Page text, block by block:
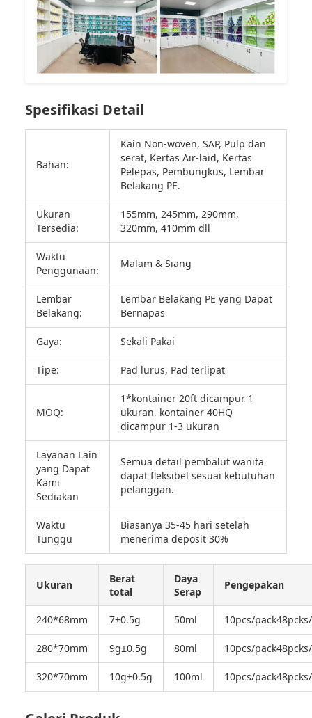
Spesifikasi Detail
Bahan:
Kain Non-woven, SAP, Pulp dan
serat, Kertas Air-laid, Kertas
Pelepas, Pembungkus, Lembar
Belakang PE.
Ukuran
Tersedia:
155mm, 245mm, 290mm,
320mm, 410mm dll
Waktu
Penggunaan:
Malam & Siang
Lembar
Belakang:
Lembar Belakang PE yang Dapat
Bernapas
Gaya: Sekali Pakai
Tipe: Pad lurus, Pad terlipat
MOQ:
1*kontainer 20ft dicampur 1
ukuran, kontainer 40HQ
dicampur 1-3 ukuran
Layanan Lain
yang Dapat
Kami
Sediakan
Semua detail pembalut wanita
dapat fleksibel sesuai kebutuhan
pelanggan.
Waktu
Tunggu
Biasanya 35-45 hari setelah
menerima deposit 30%
Ukuran
Berat
total
Daya
Serap
Pengepakan
240*68mm 7±0.5g 50ml 10pcs/
280*70mm 9g±0.5g 80ml 10pcs/
320*70mm 10g±0.5g 100ml 10pcs/